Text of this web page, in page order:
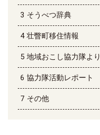
そうべつ辞典
壮瞥町移住情報
地域おこし協力隊より
協力隊活動レポート
その他